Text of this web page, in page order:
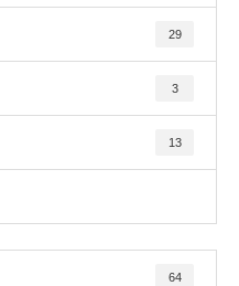
29
3
13
64